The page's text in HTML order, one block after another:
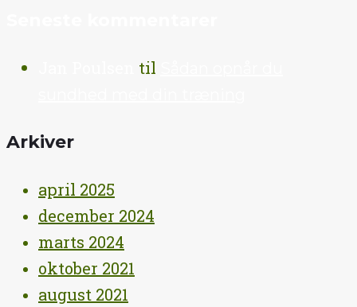
til
Arkiver
april 2025
december 2024
marts 2024
oktober 2021
august 2021